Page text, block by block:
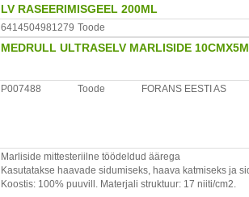
LV RASEERIMISGEEL 200ML
6414504981279 Toode
MEDRULL ULTRASELV MARLISIDE
P007488 Toode FORANS EESTI AS
Marliside mittesteriilne töödeldud äärega
Kasutatakse haavade sidumiseks, haava katmiseks ja
Koostis: 100% puuvill. Materjali struktuur: 17 niiti/cm2.